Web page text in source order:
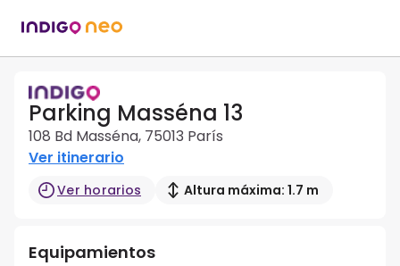
Parking Masséna 13
108 Bd Masséna, 75013 París
Ver itinerario
Ver horarios Altura máxima: 1.7 m
Equipamientos